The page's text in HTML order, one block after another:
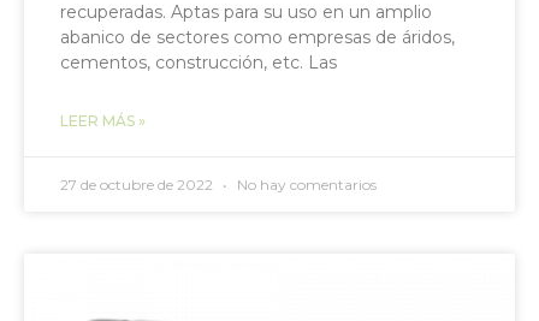
recuperadas. Aptas para su uso en un amplio
abanico de sectores como empresas de áridos,
cementos, construcción, etc. Las
LEER MÁS »
27 de octubre de 2022 No hay comentarios